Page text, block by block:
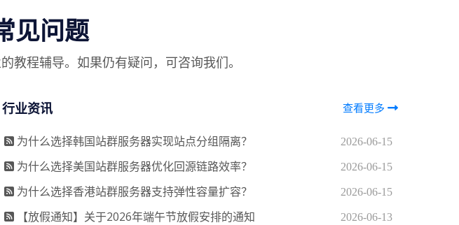
见问题
教程辅导。如果仍有疑问，可咨询我们。
行业资讯 查看更多
为什么选择韩国站群服务器实现站点分组隔离？ 2026-06-15
为什么选择美国站群服务器优化回源链路效率？ 2026-06-15
为什么选择香港站群服务器支持弹性容量扩容？ 2026-06-15
【放假通知】关于2026年端午节放假安排的通知 2026-06-13